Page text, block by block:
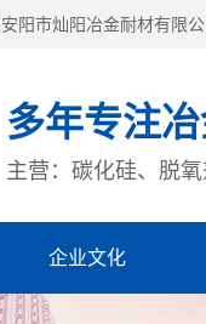
阳市灿阳冶金耐材有限公
多年专注
主营：碳化硅、脱
企业文化